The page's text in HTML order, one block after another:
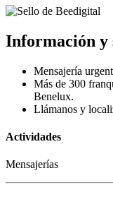
Información y
Mensajería
Más de 300
Benelux.
Llámanos y
Actividades
Mensajerías